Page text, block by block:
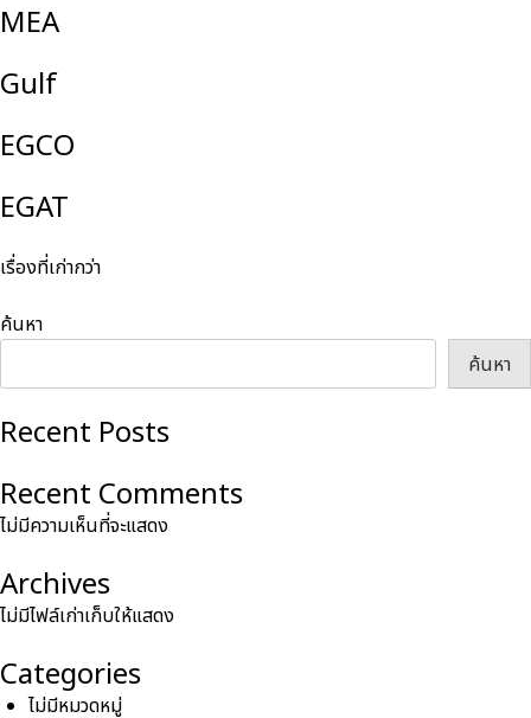
MEA
Gulf
EGCO
EGAT
แนะแนว
เรื่องที่เก่ากว่า
ค้นหา
ค้นหา
Recent Posts
Recent Comments
ไม่มีความเห็นที่จะแสดง
Archives
ไม่มีไฟล์เก่าเก็บให้แสดง
Categories
ไม่มีหมวดหมู่